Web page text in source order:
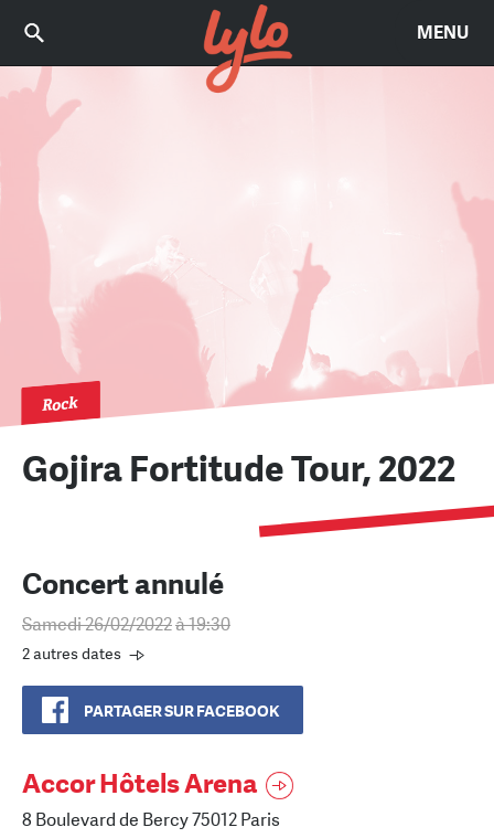
MENU
Rock
Gojira Fortitude Tour, 2022
Concert annulé
Samedi 26/02/2022à 19:30
2 autres dates
PARTAGER SUR FACEBOOK
Accor Hôtels Arena
8 Boulevard de Bercy 75012 Paris